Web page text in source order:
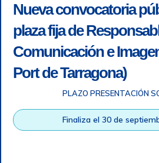
grabación telefónica
|
Autoridad Portuaria de Tarragona
Nueva convocatoria
plaza fija de
Comunicación e
Port de Tarragona)
PLAZO PRESENTACIÓN
Finaliza el 30 de